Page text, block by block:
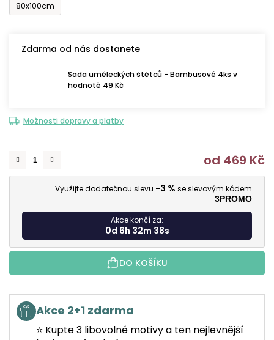
80x100cm
Zdarma od nás dostanete
Sada uměleckých štětců - Bambusové 4ks v
hodnotě 49 Kč
Možnosti dopravy a platby
od 469 Kč
Využijte dodatečnou slevu -3 % se slevovým kódem
3PROMO
Akce končí za:
0d 6h 32m 38s
DO KOŠÍKU
Akce 2+1 zdarma
⭐ Kupte 3 libovolné motivy a ten nejlevnější